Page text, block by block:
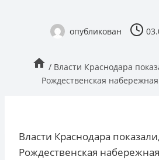
опубликован
/ Власти Краснодара
Рождественская
Власти Краснодара
Рождественская